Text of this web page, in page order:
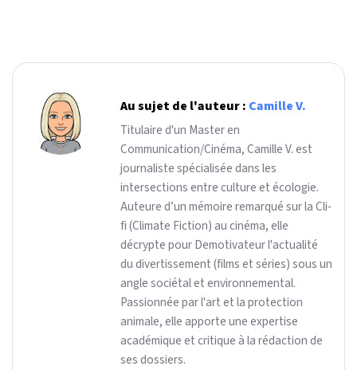
Au sujet de l'auteur : Camille V.
Titulaire d'un Master en
Communication/Cinéma, Camille V. est
journaliste spécialisée dans les
intersections entre culture et écologie.
Auteure d’un mémoire remarqué sur la Cli-
fi (Climate Fiction) au cinéma, elle
décrypte pour Demotivateur l'actualité
du divertissement (films et séries) sous un
angle sociétal et environnemental.
Passionnée par l'art et la protection
animale, elle apporte une expertise
académique et critique à la rédaction de
ses dossiers.